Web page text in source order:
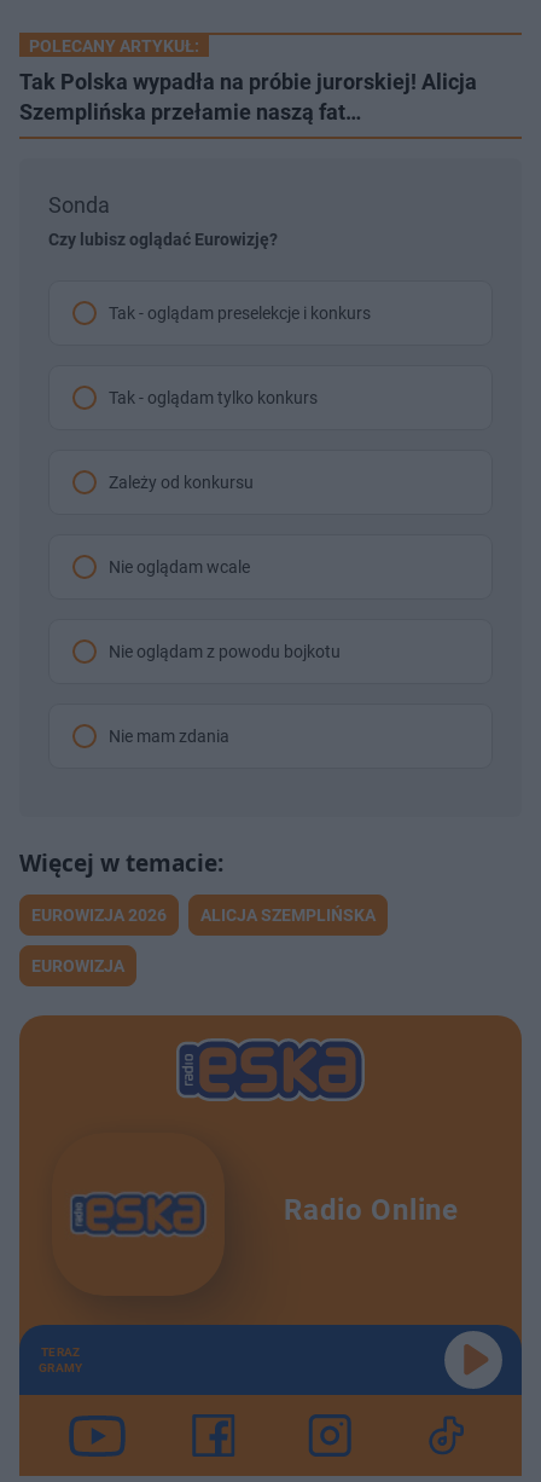
POLECANY ARTYKUŁ:
Tak Polska wypadła na próbie jurorskiej! Alicja
Szemplińska przełamie naszą fat…
Sonda
Czy lubisz oglądać Eurowizję?
Tak - oglądam preselekcje i konkurs
Tak - oglądam tylko konkurs
Zależy od konkursu
Nie oglądam wcale
Nie oglądam z powodu bojkotu
Nie mam zdania
EUROWIZJA 2026 ALICJA SZEMPLIŃSKA
EUROWIZJA
Radio Online
TERAZ
GRAMY